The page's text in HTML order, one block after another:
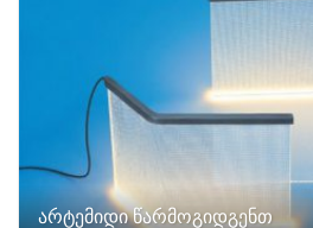
არტემიდი წარმოგიდგენთ